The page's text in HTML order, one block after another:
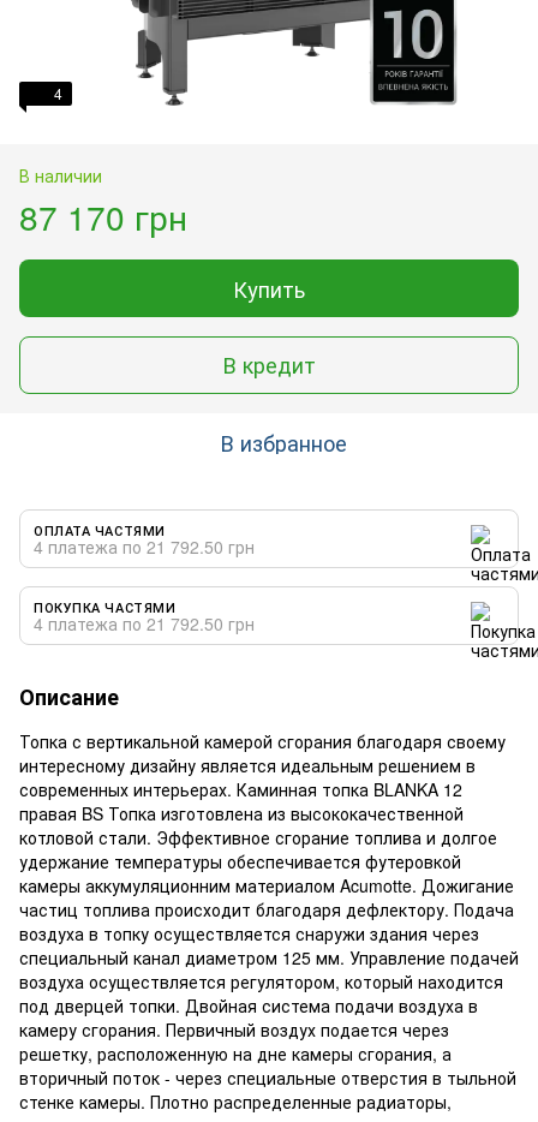
4
В наличии
87 170 грн
Купить
В кредит
В избранное
ОПЛАТА ЧАСТЯМИ
4 платежа по 21 792.50 грн
ПОКУПКА ЧАСТЯМИ
4 платежа по 21 792.50 грн
Описание
Топка с вертикальной камерой сгорания благодаря своему
интересному дизайну является идеальным решением в
современных интерьерах. Каминная топка BLANKA 12
правая BS Топка изготовлена ​​из высококачественной
котловой стали. Эффективное сгорание топлива и долгое
удержание температуры обеспечивается футеровкой
камеры аккумуляционним материалом Acumotte. Дожигание
частиц топлива происходит благодаря дефлектору. Подача
воздуха в топку осуществляется снаружи здания через
специальный канал диаметром 125 мм. Управление подачей
воздуха осуществляется регулятором, который находится
под дверцей топки. Двойная система подачи воздуха в
камеру сгорания. Первичный воздух подается через
решетку, расположенную на дне камеры сгорания, а
вторичный поток - через специальные отверстия в тыльной
стенке камеры. Плотно распределенные радиаторы,